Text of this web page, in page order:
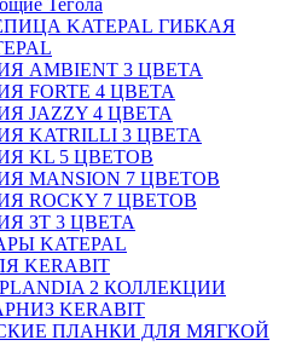
Тегола
ГИБКАЯ
AMBIENT 3 ЦВЕТА
FORTE 4 ЦВЕТА
JAZZY 4 ЦВЕТА
KATRILLI 3 ЦВЕТА
KL 5 ЦВЕТОВ
MANSION 7 ЦВЕТОВ
ROCKY 7 ЦВЕТОВ
ЗТ 3 ЦВЕТА
KATEPAL
KERABIT
2 КОЛЛЕКЦИИ
KERABIT